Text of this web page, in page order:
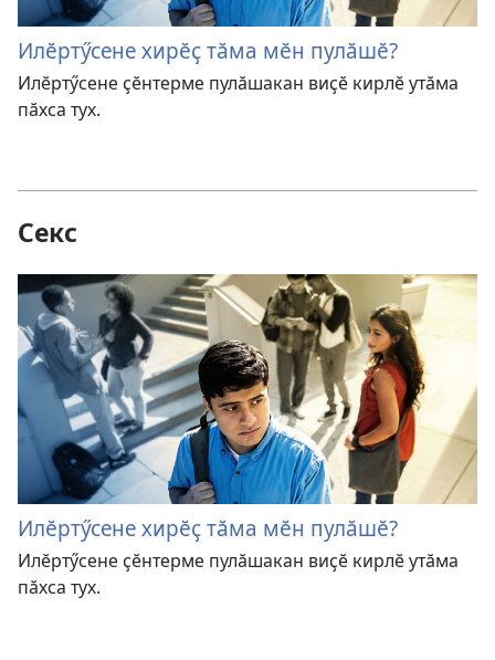
Илӗртӳсене хирӗҫ тӑма мӗн пулӑшӗ?
Илӗртӳсене ҫӗнтерме пулӑшакан виҫӗ кирлӗ утӑма
пӑхса тух.
Секс
Илӗртӳсене хирӗҫ тӑма мӗн пулӑшӗ?
Илӗртӳсене ҫӗнтерме пулӑшакан виҫӗ кирлӗ утӑма
пӑхса тух.